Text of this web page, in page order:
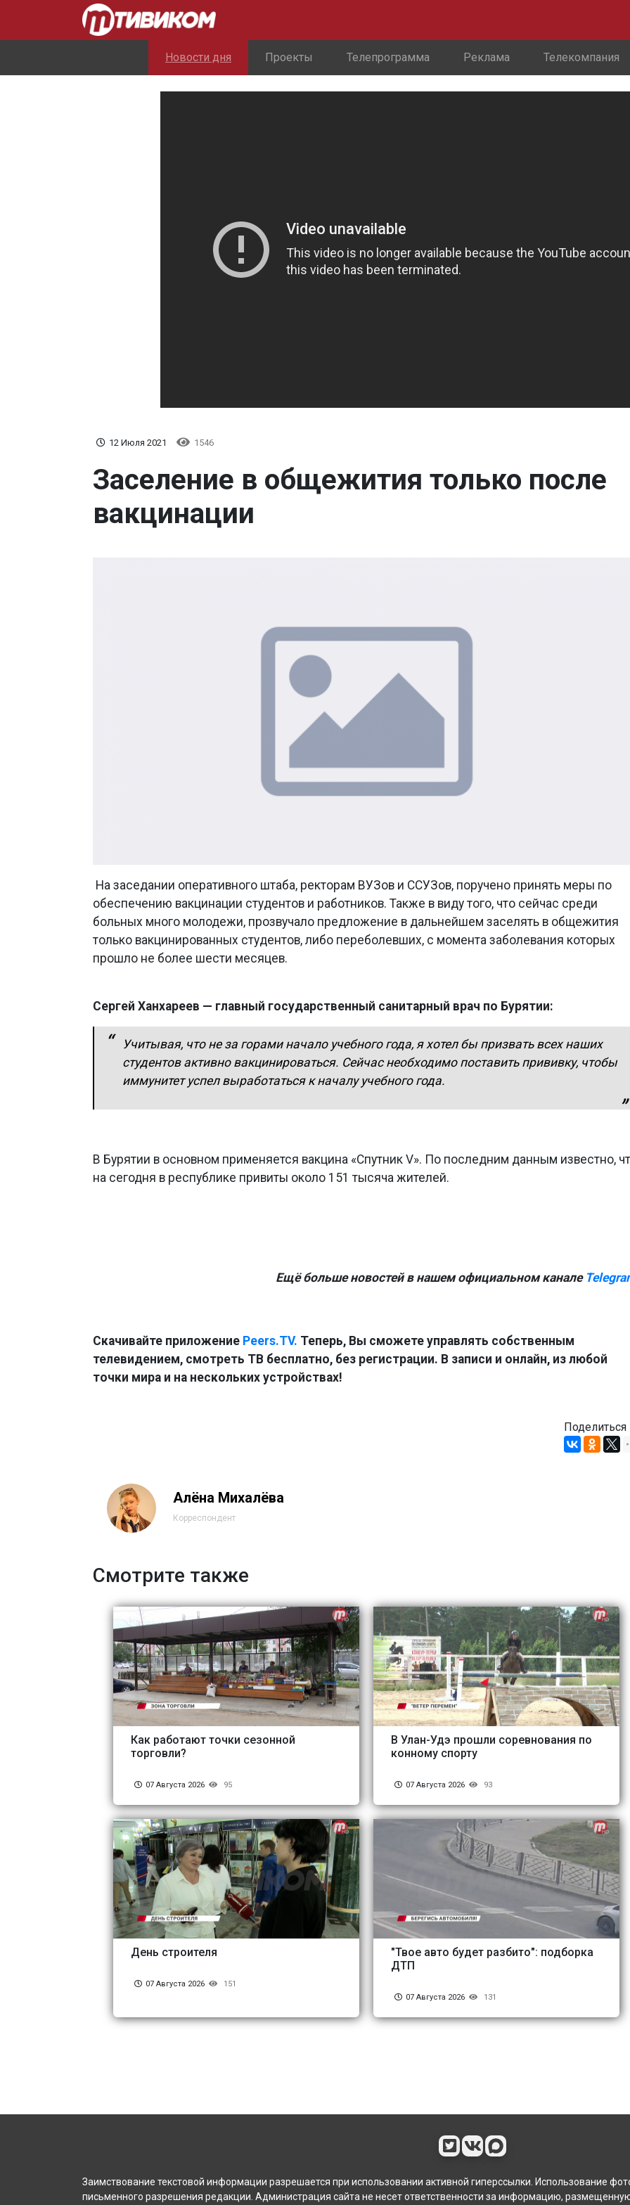
Новости дня Проекты Телепрограмма Реклама Телекомпания
12 Июля 2021 1546
Заселение в общежития только после
вакцинации
На заседании оперативного штаба, ректорам ВУЗов и ССУЗов, поручено принять меры по
обеспечению вакцинации студентов и работников. Также в виду того, что сейчас среди
больных много молодежи, прозвучало предложение в дальнейшем заселять в общежития
только вакцинированных студентов, либо переболевших, с момента заболевания которых
прошло не более шести месяцев.
Сергей Ханхареев — главный государственный санитарный врач по Бурятии:
Учитывая, что не за горами начало учебного года, я хотел бы призвать всех наших
студентов активно вакцинироваться. Сейчас необходимо поставить прививку, чтобы
иммунитет успел выработаться к началу учебного года.
В Бурятии в основном применяется вакцина «Спутник V». По последним данным известно,
на сегодня в республике привиты около 151 тысяча жителей.
Ещё больше новостей в нашем официальном канале
Скачивайте приложение Peers.TV. Теперь, Вы сможете управлять собственным
телевидением, смотреть ТВ бесплатно, без регистрации. В записи и онлайн, из любой
точки мира и на нескольких устройствах!
Поделиться
Алёна Михалёва
Корреспондент
Смотрите также
Как работают точки сезонной
торговли?
07 Августа 2026 95
В Улан-Удэ прошли соревнования по
конному спорту
07 Августа 2026 93
День строителя
07 Августа 2026 151
"Твое авто будет разбито": подборка
ДТП
07 Августа 2026 131
Заимствование текстовой информации разрешается при использовании активной гиперссылки. Использование
письменного разрешения редакции. Администрация сайта не несет ответственности за информацию,